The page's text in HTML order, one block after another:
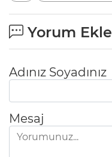
Yorum Ekle
Adınız Soyadınız
Mesaj